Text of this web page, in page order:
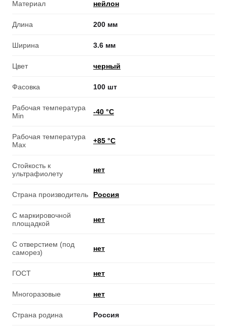
Материал нейлон
Длина 200 мм
Ширина 3.6 мм
Цвет черный
Фасовка 100 шт
Рабочая температура
Min
-40 °С
Рабочая температура
Max
+85 °С
Стойкость к
ультрафиолету
нет
Страна производитель Россия
С маркировочной
площадкой
нет
С отверстием (под
саморез)
нет
ГОСТ нет
Многоразовые нет
Страна родина Россия